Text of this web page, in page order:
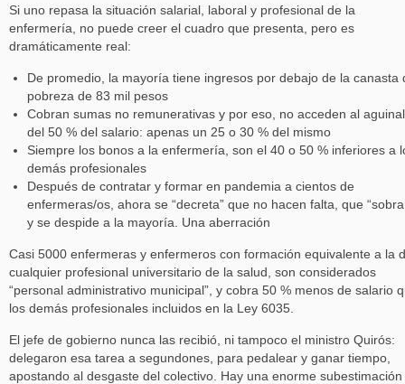
Si uno repasa la situación salarial, laboral y profesional de la
enfermería, no puede creer el cuadro que presenta, pero es
dramáticamente real:
De promedio, la mayoría tiene ingresos por debajo de la canasta
pobreza de 83 mil pesos
Cobran sumas no remunerativas y por eso, no acceden al
del 50 % del salario: apenas un 25 o 30 % del mismo
Siempre los bonos a la enfermería, son el 40 o 50 % inferiores a
demás profesionales
Después de contratar y formar en pandemia a cientos de
enfermeras/os, ahora se “decreta” que no hacen falta, que
y se despide a la mayoría. Una aberración
Casi 5000 enfermeras y enfermeros con formación equivalente a la
cualquier profesional universitario de la salud, son considerados
“personal administrativo municipal”, y cobra 50 % menos de salario
los demás profesionales incluidos en la Ley 6035.
El jefe de gobierno nunca las recibió, ni tampoco el ministro Quirós:
delegaron esa tarea a segundones, para pedalear y ganar tiempo,
apostando al desgaste del colectivo. Hay una enorme subestimación